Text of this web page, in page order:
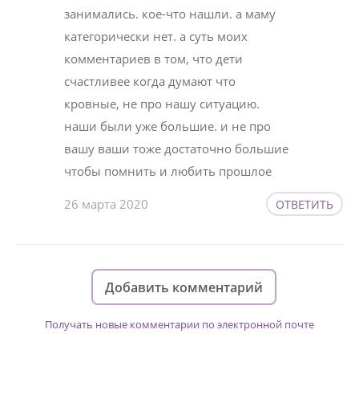
занимались. кое-что нашли. а маму
категорически нет. а суть моих
комментариев в том, что дети
счастливее когда думают что
кровные, не про нашу ситуацию.
наши были уже большие. и не про
вашу ваши тоже достаточно большие
чтобы помнить и любить прошлое
26 марта 2020 ОТВЕТИТЬ
Добавить комментарий
Получать новые комментарии по электронной почте